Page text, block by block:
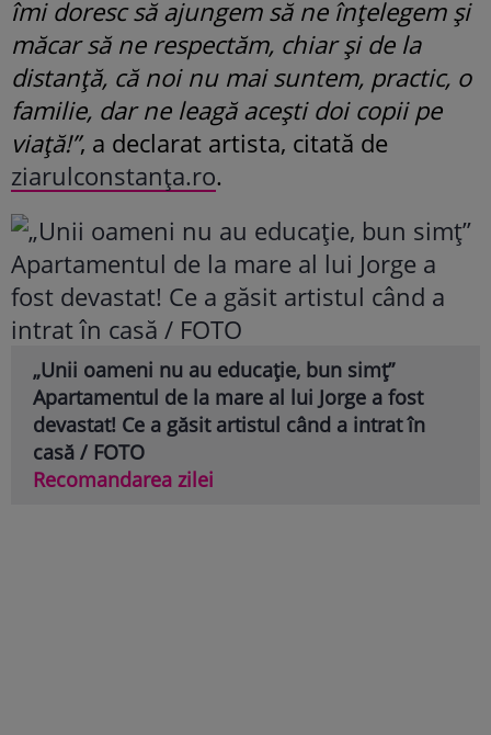
îmi doresc să ajungem să ne înțelegem și
măcar să ne respectăm, chiar și de la
distanță, că noi nu mai suntem, practic, o
familie, dar ne leagă acești doi copii pe
viață!”, a declarat artista, citată de
ziarulconstanța.ro.
„Unii oameni nu au educație, bun simț”
Apartamentul de la mare al lui Jorge a fost
devastat! Ce a găsit artistul când a intrat în
casă / FOTO
Recomandarea zilei